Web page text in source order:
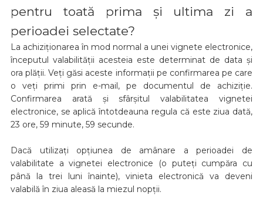
pentru toată prima și ultima zi a
perioadei selectate?
La achiziționarea în mod normal a unei vignete electronice,
începutul valabilității acesteia este determinat de data și
ora plății. Veți găsi aceste informații pe confirmarea pe care
o veți primi prin e-mail, pe documentul de achiziție.
Confirmarea arată și sfârșitul valabilitatea vignetei
electronice, se aplică întotdeauna regula că este ziua dată,
23 ore, 59 minute, 59 secunde.
Dacă utilizați opțiunea de amânare a perioadei de
valabilitate a vignetei electronice (o puteți cumpăra cu
până la trei luni înainte), vinieta electronică va deveni
valabilă în ziua aleasă la miezul nopții.